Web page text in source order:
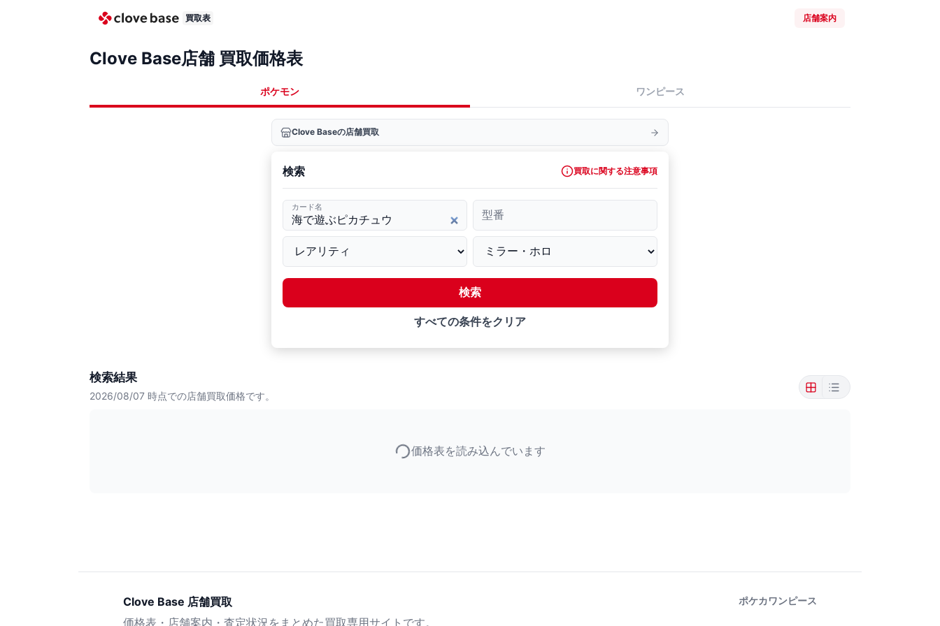
買取表 店舗案内
Clove Base店舗 買取価格表
ポケモン ワンピース
Clove Baseの店舗買取
検索 買取に関する注意事項
カード名
型番
検索
すべての条件をクリア
検索結果
2026/08/07 時点での店舗買取価格です。
価格表を読み込んでいます
Clove Base 店舗買取
価格表・店舗案内・査定状況をまとめた買取専用サイトです。
ポケカワンピース